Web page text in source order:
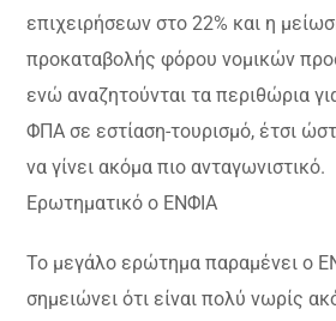
επιχειρήσεων στο 22% και η
προκαταβολής φόρου νομικών
ενώ αναζητούνται τα περιθώρια
ΦΠΑ σε εστίαση-τουρισμό, έτσι
να γίνει ακόμα πιο ανταγωνιστικό.
Ερωτηματικό ο ΕΝΦΙΑ
Το μεγάλο ερώτημα παραμένει ο
σημειώνει ότι είναι πολύ νωρίς